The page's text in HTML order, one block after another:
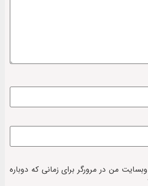
من در مرورگر برای زمانی که دوباره